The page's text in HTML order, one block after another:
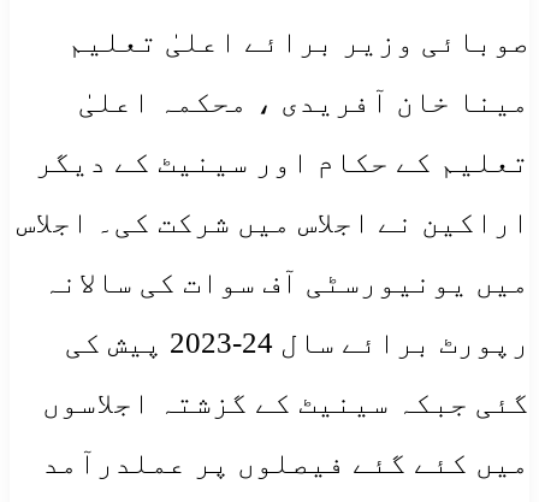
صوبائی وزیر برائے اعلیٰ تعلیم
مینا خان آفریدی ، محکمہ اعلیٰ
تعلیم کے حکام اور سینیٹ کے دیگر
اراکین نے اجلاس میں شرکت کی۔ اجلاس
میں یونیورسٹی آف سوات کی سالانہ
رپورٹ برائے سال 24-2023 پیش کی
گئی جبکہ سینیٹ کے گزشتہ اجلاسوں
میں کئے گئے فیصلوں پر عملدرآمد